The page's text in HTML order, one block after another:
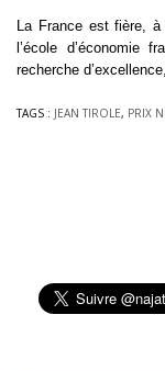
La France est fière,
l’école d’économie
recherche
TAGS : JEAN TIROLE, PRIX